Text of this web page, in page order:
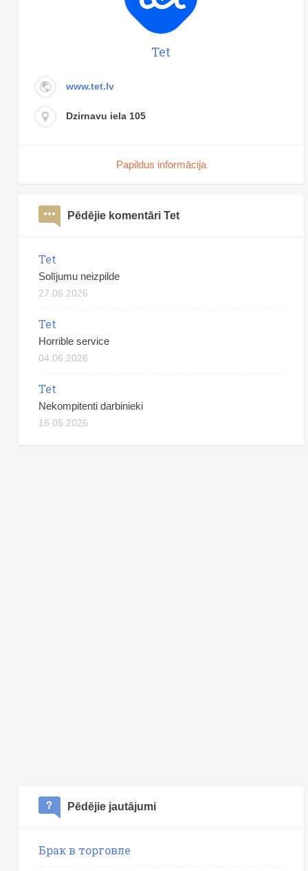
Tet
www.tet.lv
Dzirnavu iela 105
Papildus informācija
Pēdējie komentāri Tet
Tet
Solījumu neizpilde
27.06.2026
Tet
Horrible service
04.06.2026
Tet
Nekompitenti darbinieki
16.05.2026
Pēdējie jautājumi
Брак в торговле